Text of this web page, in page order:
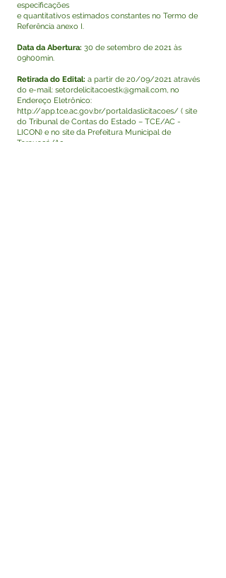
especificações
e quantitativos estimados constantes no Termo de
Referência anexo I.
Data da Abertura: 30 de setembro de 2021 às
09h00min.
Retirada do Edital: a partir de 20/09/2021 através
do e-mail: setordelicitacoestk@gmail.com, no
Endereço Eletrônico:
http://app.tce.ac.gov.br/portaldaslicitacoes/ ( site
do Tribunal de Contas do Estado – TCE/AC -
LICON) e no site da Prefeitura Municipal de
Tarauacá/Ac -